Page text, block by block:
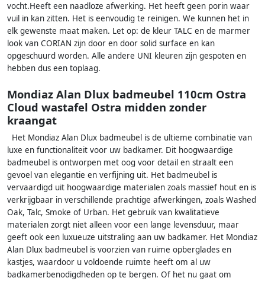
vocht.Heeft een naadloze afwerking. Het heeft geen porin waar
vuil in kan zitten. Het is eenvoudig te reinigen. We kunnen het in
elk gewenste maat maken. Let op: de kleur TALC en de marmer
look van CORIAN zijn door en door solid surface en kan
opgeschuurd worden. Alle andere UNI kleuren zijn gespoten en
hebben dus een toplaag.
Mondiaz Alan Dlux badmeubel 110cm Ostra
Cloud wastafel Ostra midden zonder
kraangat
Het Mondiaz Alan Dlux badmeubel is de ultieme combinatie van
luxe en functionaliteit voor uw badkamer. Dit hoogwaardige
badmeubel is ontworpen met oog voor detail en straalt een
gevoel van elegantie en verfijning uit. Het badmeubel is
vervaardigd uit hoogwaardige materialen zoals massief hout en is
verkrijgbaar in verschillende prachtige afwerkingen, zoals Washed
Oak, Talc, Smoke of Urban. Het gebruik van kwalitatieve
materialen zorgt niet alleen voor een lange levensduur, maar
geeft ook een luxueuze uitstraling aan uw badkamer. Het Mondiaz
Alan Dlux badmeubel is voorzien van ruime opberglades en
kastjes, waardoor u voldoende ruimte heeft om al uw
badkamerbenodigdheden op te bergen. Of het nu gaat om